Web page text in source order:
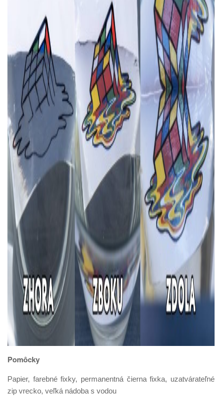
Pomôcky
Papier, farebné fixky, permanentná čierna fixka, uzatvárateľné
zip vrecko, veľká nádoba s vodou